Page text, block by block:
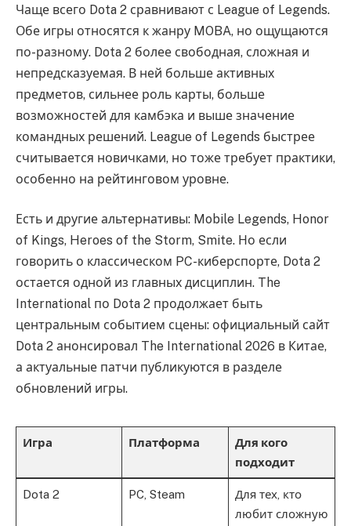
Чаще всего Dota 2 сравнивают с League of Legends.
Обе игры относятся к жанру MOBA, но ощущаются
по-разному. Dota 2 более свободная, сложная и
непредсказуемая. В ней больше активных
предметов, сильнее роль карты, больше
возможностей для камбэка и выше значение
командных решений. League of Legends быстрее
считывается новичками, но тоже требует практики,
особенно на рейтинговом уровне.
Есть и другие альтернативы: Mobile Legends, Honor
of Kings, Heroes of the Storm, Smite. Но если
говорить о классическом PC-киберспорте, Dota 2
остается одной из главных дисциплин. The
International по Dota 2 продолжает быть
центральным событием сцены: официальный сайт
Dota 2 анонсировал The International 2026 в Китае,
а актуальные патчи публикуются в разделе
обновлений игры.
Игра Платформа
Для кого
подходит
Dota 2 PC, Steam
Для тех, кто
любит сложную